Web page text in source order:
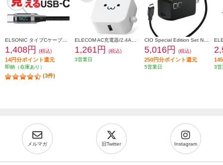
1,408円 (税込)
14円分ポイント還元
即納（在庫あり）
(3件)
1,261円
(税込)
3営業日
5,016円 (税込)
250円分ポイント還元
5営業日 3営
メルマガ 旧Twitter Instagram